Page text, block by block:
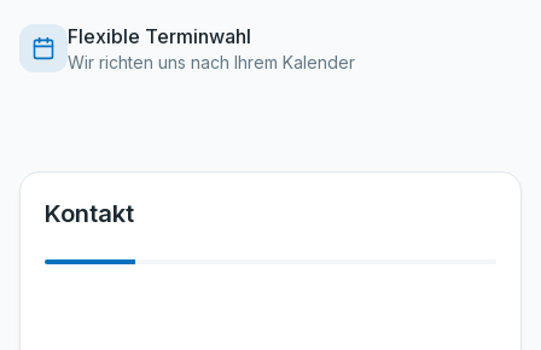
Flexible Terminwahl
Wir richten uns nach Ihrem Kalender
Kontakt